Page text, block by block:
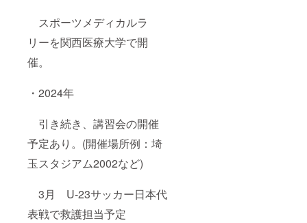
スポーツメディカルラ
リーを関西医療大学で開
催。
・2024年
引き続き、講習会の開催
予定あり。(開催場所例：埼
玉スタジアム2002など)
3月 U-23サッカー日本代
表戦で救護担当予定